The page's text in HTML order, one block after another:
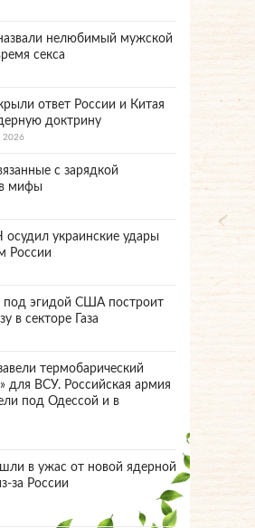
нелюбимый мужской
секса
ответ России и Китая
доктрину
2026
с зарядкой
мифы
осудил украинские удары
России
под эгидой США построит
в секторе Газа
термобарический
для ВСУ. Российская армия
под Одессой и в
в ужас от новой ядерной
за России